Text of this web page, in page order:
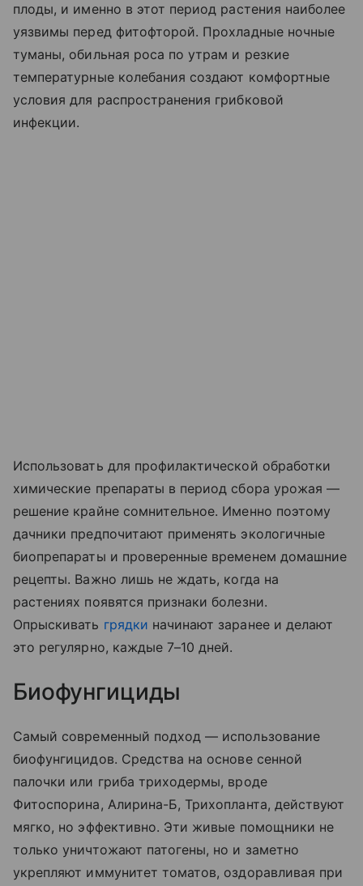
плоды, и именно в этот период растения наиболее
уязвимы перед фитофторой. Прохладные ночные
туманы, обильная роса по утрам и резкие
температурные колебания создают комфортные
условия для распространения грибковой
инфекции.
Использовать для профилактической обработки
химические препараты в период сбора урожая —
решение крайне сомнительное. Именно поэтому
дачники предпочитают применять экологичные
биопрепараты и проверенные временем домашние
рецепты. Важно лишь не ждать, когда на
растениях появятся признаки болезни.
Опрыскивать грядки начинают заранее и делают
это регулярно, каждые 7–10 дней.
Биофунгициды
Самый современный подход — использование
биофунгицидов. Средства на основе сенной
палочки или гриба триходермы, вроде
Фитоспорина, Алирина-Б, Трихопланта, действуют
мягко, но эффективно. Эти живые помощники не
только уничтожают патогены, но и заметно
укрепляют иммунитет томатов, оздоравливая при